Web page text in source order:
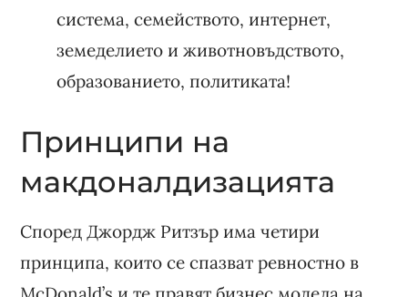
система, семейството, интернет,
земеделието и животновъдството,
образованието, политиката!
Принципи на
макдоналдизацията
Според Джордж Ритзър има четири
принципа, които се спазват ревностно в